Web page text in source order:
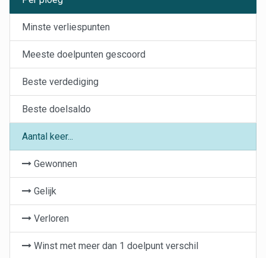
Minste verliespunten
Meeste doelpunten gescoord
Beste verdediging
Beste doelsaldo
Aantal keer...
Gewonnen
Gelijk
Verloren
Winst met meer dan 1 doelpunt verschil